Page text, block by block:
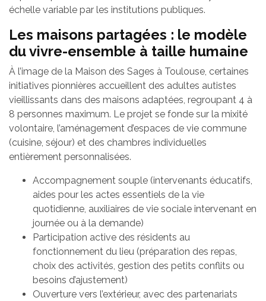
échelle variable par les institutions publiques.
Les maisons partagées : le modèle
du vivre-ensemble à taille humaine
À l’image de la Maison des Sages à Toulouse, certaines
initiatives pionnières accueillent des adultes autistes
vieillissants dans des maisons adaptées, regroupant 4 à
8 personnes maximum. Le projet se fonde sur la mixité
volontaire, l’aménagement d’espaces de vie commune
(cuisine, séjour) et des chambres individuelles
entièrement personnalisées.
Accompagnement souple (intervenants éducatifs,
aides pour les actes essentiels de la vie
quotidienne, auxiliaires de vie sociale intervenant en
journée ou à la demande)
Participation active des résidents au
fonctionnement du lieu (préparation des repas,
choix des activités, gestion des petits conflits ou
besoins d’ajustement)
Ouverture vers l’extérieur, avec des partenariats